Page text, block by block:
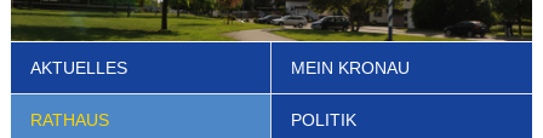
AKTUELLES MEIN KRONAU
RATHAUS POLITIK